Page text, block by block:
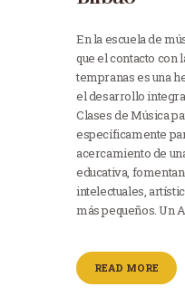
En la escuela de
que el contacto con
tempranas es una
el desarrollo
Clases de Música
específicamente
acercamiento de
educativa,
intelectuales,
más pequeños. Un
READ MORE